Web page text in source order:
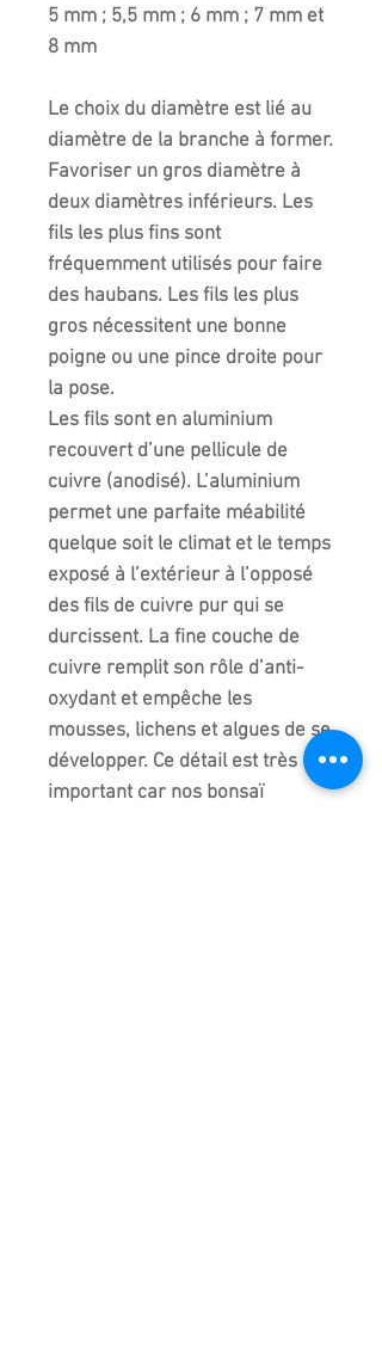
5 mm ; 5,5 mm ; 6 mm ; 7 mm et
8 mm
Le choix du diamètre est lié au
diamètre de la branche à former.
Favoriser un gros diamètre à
deux diamètres inférieurs. Les
fils les plus fins sont
fréquemment utilisés pour faire
des haubans. Les fils les plus
gros nécessitent une bonne
poigne ou une pince droite pour
la pose.
Les fils sont en aluminium
recouvert d’une pellicule de
cuivre (anodisé). L’aluminium
permet une parfaite méabilité
quelque soit le climat et le temps
exposé à l’extérieur à l’opposé
des fils de cuivre pur qui se
durcissent. La fine couche de
cuivre remplit son rôle d’anti-
oxydant et empêche les
mousses, lichens et algues de se
développer. Ce détail est très
important car nos bonsaï